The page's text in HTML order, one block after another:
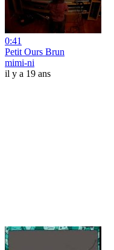
0:41
Petit Ours Brun
mimi-ni
il y a 19 ans